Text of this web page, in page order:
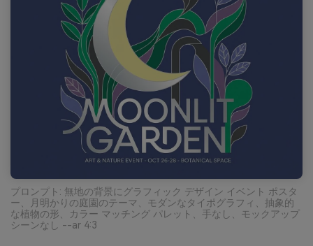
プロンプト: 無地の背景にグラフィック デザイン イベント ポスタ
ー、月明かりの庭園のテーマ、モダンなタイポグラフィ、抽象的
な植物の形、カラー マッチング パレット、手なし、モックアップ
シーンなし --ar 4:3